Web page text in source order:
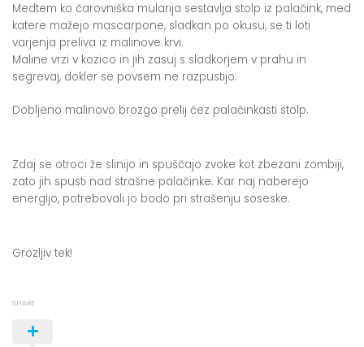
Medtem ko čarovniška mularija sestavlja stolp iz palačink, med
katere mažejo mascarpone, sladkan po okusu, se ti loti
varjenja preliva iz malinove krvi.
Maline vrzi v kozico in jih zasuj s sladkorjem v prahu in
segrevaj, dokler se povsem ne razpustijo.
Dobljeno malinovo brozgo prelij čez palačinkasti stolp.
Zdaj se otroci že slinijo in spuščajo zvoke kot zbezani zombiji,
zato jih spusti nad strašne palačinke. Kar naj naberejo
energijo, potrebovali jo bodo pri strašenju soseske.
Grozljiv tek!
SHARE